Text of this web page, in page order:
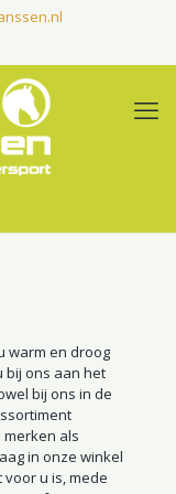
warm en droog
bij ons aan het
bij ons in de
als
in onze winkel
u is, mede